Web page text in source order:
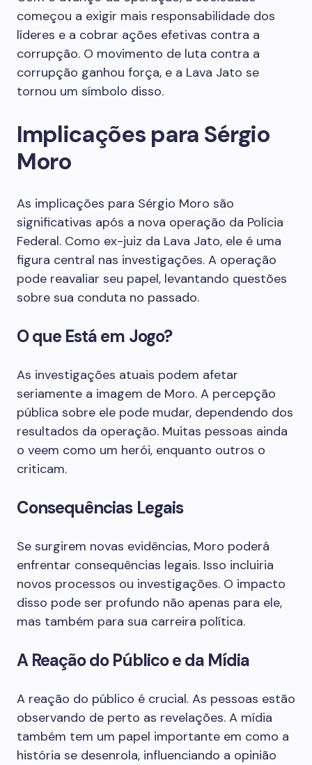
começou a exigir mais responsabilidade dos
líderes e a cobrar ações efetivas contra a
corrupção. O movimento de luta contra a
corrupção ganhou força, e a Lava Jato se
tornou um símbolo disso.
Implicações para Sérgio
Moro
As implicações para Sérgio Moro são
significativas após a nova operação da Polícia
Federal. Como ex-juiz da Lava Jato, ele é uma
figura central nas investigações. A operação
pode reavaliar seu papel, levantando questões
sobre sua conduta no passado.
O que Está em Jogo?
As investigações atuais podem afetar
seriamente a imagem de Moro. A percepção
pública sobre ele pode mudar, dependendo dos
resultados da operação. Muitas pessoas ainda
o veem como um herói, enquanto outros o
criticam.
Consequências Legais
Se surgirem novas evidências, Moro poderá
enfrentar consequências legais. Isso incluiria
novos processos ou investigações. O impacto
disso pode ser profundo não apenas para ele,
mas também para sua carreira política.
A Reação do Público e da Mídia
A reação do público é crucial. As pessoas estão
observando de perto as revelações. A mídia
também tem um papel importante em como a
história se desenrola, influenciando a opinião